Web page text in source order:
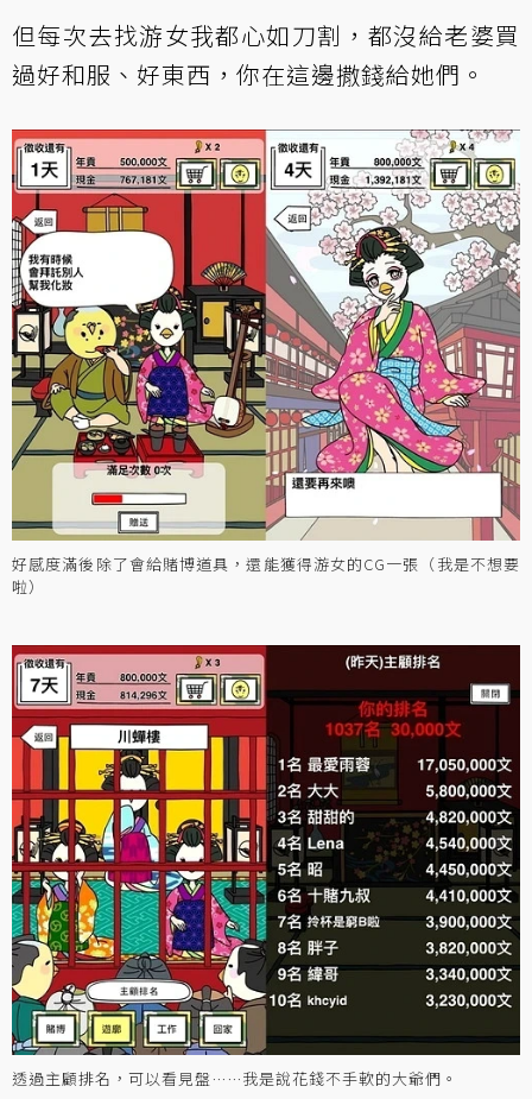
但每次去找游女我都心如刀割，都沒給老婆買
過好和服、好東西，你在這邊撒錢給她們。
好感度滿後除了會給賭博道具，還能獲得游女的CG一張（我是不想要
啦）
透過主顧排名，可以看見盤……我是說花錢不手軟的大爺們。